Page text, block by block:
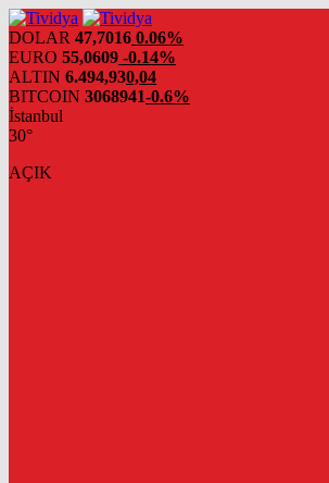
evden
eve
nakliyat
DOLAR 47,7016 0.06%
EURO 55,0609 -0.14%
ALTIN 6.494,930,04
BITCOIN 3068941-0.6%
İstanbul
30°
AÇIK